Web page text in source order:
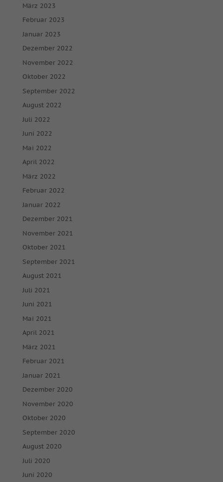
März 2023
Februar 2023
Januar 2023
Dezember 2022
November 2022
Oktober 2022
September 2022
August 2022
Juli 2022
Juni 2022
Mai 2022
April 2022
März 2022
Februar 2022
Januar 2022
Dezember 2021
November 2021
Oktober 2021
September 2021
August 2021
Juli 2021
Juni 2021
Mai 2021
April 2021
März 2021
Februar 2021
Januar 2021
Dezember 2020
November 2020
Oktober 2020
September 2020
August 2020
Juli 2020
Juni 2020